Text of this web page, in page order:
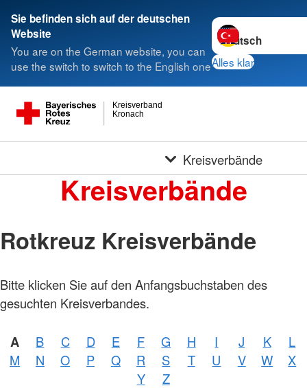
Sie befinden sich auf der deutschen
Website
You are on the German website, you can
use the switch to switch to the English one
Sprache wechseln
Alles klar
Kronach
Kreisverband
Kreisverbände
Kreisverbände
Rotkreuz Kreisverbände
Bitte klicken Sie auf den Anfangsbuchstaben des
gesuchten Kreisverbandes.
A B C D E F G H I J K
L
M
N O P Q R S T U V W
X
Y
Z